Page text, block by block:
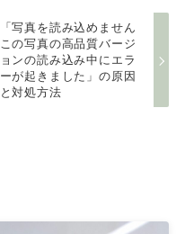
「写真を読み込めません
この写真の高品質バージ
ョンの読み込み中にエラ
ーが起きました」の原因
と対処方法